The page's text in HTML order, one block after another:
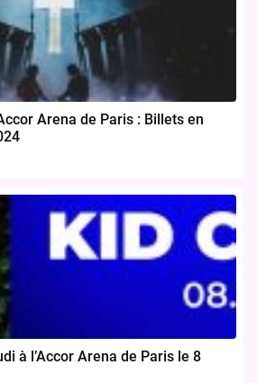
Arena de Paris : Billets en
à l’Accor Arena de Paris le 8